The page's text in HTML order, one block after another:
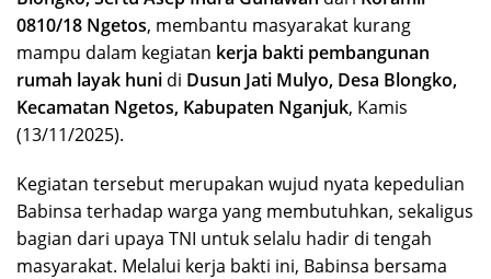
0810/18 Ngetos, membantu masyarakat kurang
mampu dalam kegiatan kerja bakti pembangunan
rumah layak huni di Dusun Jati Mulyo, Desa Blongko,
Kecamatan Ngetos, Kabupaten Nganjuk, Kamis
(13/11/2025).
Kegiatan tersebut merupakan wujud nyata kepedulian
Babinsa terhadap warga yang membutuhkan, sekaligus
bagian dari upaya TNI untuk selalu hadir di tengah
masyarakat. Melalui kerja bakti ini, Babinsa bersama